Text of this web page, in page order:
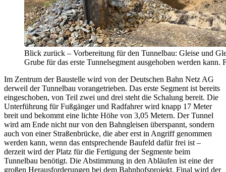
Blick zurück – Vorbereitung für den Tunnelbau: Gleise und
Grube für das erste Tunnelsegment ausgehoben werden kann.
Im Zentrum der Baustelle wird von der Deutschen Bahn Netz AG
derweil der Tunnelbau vorangetrieben. Das erste Segment ist bereits
eingeschoben, von Teil zwei und drei steht die Schalung bereit. Die
Unterführung für Fußgänger und Radfahrer wird knapp 17 Meter
breit und bekommt eine lichte Höhe von 3,05 Metern. Der Tunnel
wird am Ende nicht nur von den Bahngleisen überspannt, sondern
auch von einer Straßenbrücke, die aber erst in Angriff genommen
werden kann, wenn das entsprechende Baufeld dafür frei ist –
derzeit wird der Platz für die Fertigung der Segmente beim
Tunnelbau benötigt. Die Abstimmung in den Abläufen ist eine der
großen Herausforderungen bei dem Bahnhofsprojekt. Final wird der